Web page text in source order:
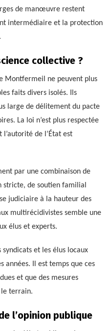
de manœuvre restent
intermédiaire et la protection
collective ?
Montfermeil ne peuvent plus
faits divers isolés. Ils
large de délitement du pacte
La loi n’est plus respectée
de l’État est
par une combinaison de
stricte, de soutien familial
judiciaire à la hauteur des
multirécidivistes semble une
élus et experts.
syndicats et les élus locaux
années. Il est temps que ces
et que des mesures
le terrain.
l’opinion publique